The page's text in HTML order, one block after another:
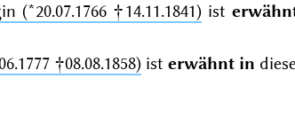
(*20.07.1766 †14.11.1841)ist
†08.08.1858)ist erwähnt in